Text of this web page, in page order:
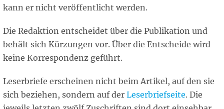
kann er nicht veröffentlicht werden.
Die Redaktion entscheidet über die Publikation und
behält sich Kürzungen vor. Über die Entscheide wird
keine Korrespondenz geführt.
Leserbriefe erscheinen nicht beim Artikel, auf den sie
sich beziehen, sondern auf der Leserbriefseite. Die